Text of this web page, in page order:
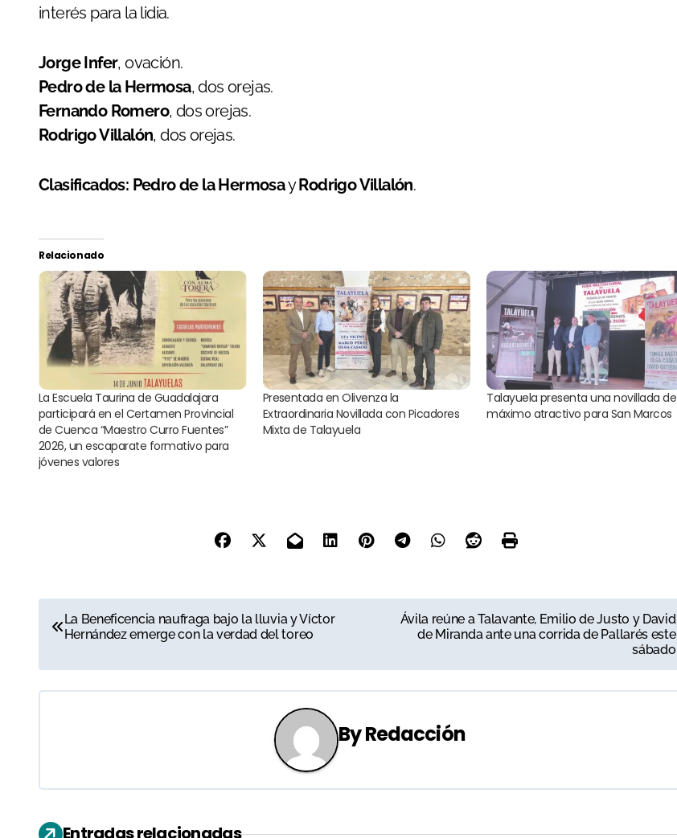
interés para la lidia.
Jorge Infer, ovación.
Pedro de la Hermosa, dos orejas.
Fernando Romero, dos orejas.
Rodrigo Villalón, dos orejas.
Clasificados: Pedro de la HermosayRodrigo Villalón.
Relacionado
La Escuela Taurina de Guadalajara
participará en el Certamen Provincial
de Cuenca “Maestro Curro Fuentes”
2026, un escaparate formativo para
jóvenes valores
Presentada en Olivenza la
Extraordinaria Novillada con Picadores
Mixta de Talayuela
Talayuela presenta una novillada de
máximo atractivo para San Marcos
N
v
a
c
La Beneficencia naufraga bajo la lluvia y Víctor
Hernández emerge con la verdad del toreo
Ávila reúne a Talavante, Emilio de Justo y David
de Miranda ante una corrida de Pallarés este
sábado
ByRedacción
Entradas relacionadas